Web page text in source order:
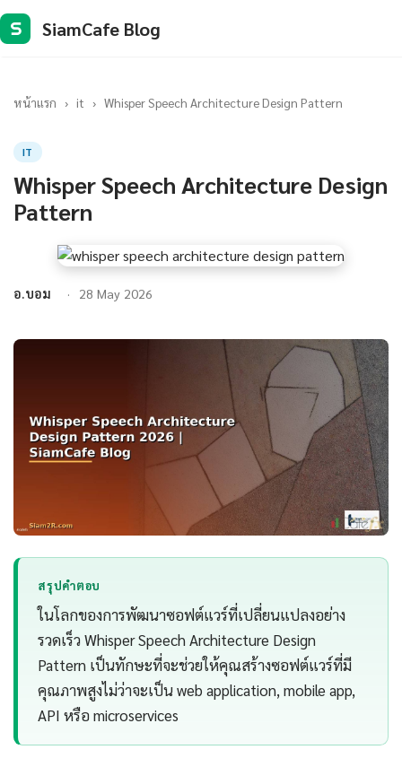
S SiamCafe Blog
หน้าแรก › it › Whisper Speech Architecture Design Pattern
IT
Whisper Speech Architecture Design
Pattern
อ.บอม 28 May 2026
สรุปคำตอบ
ในโลกของการพัฒนาซอฟต์แวร์ที่เปลี่ยนแปลงอย่าง
รวดเร็ว Whisper Speech Architecture Design
Pattern เป็นทักษะที่จะช่วยให้คุณสร้างซอฟต์แวร์ที่มี
คุณภาพสูงไม่ว่าจะเป็น web application, mobile app,
API หรือ microservices